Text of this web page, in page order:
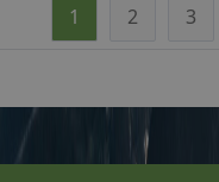
1 2 3